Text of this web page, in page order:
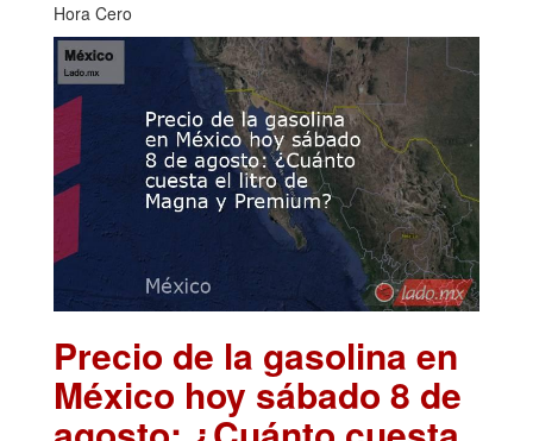
Hora Cero
Precio de la gasolina en
México hoy sábado 8 de